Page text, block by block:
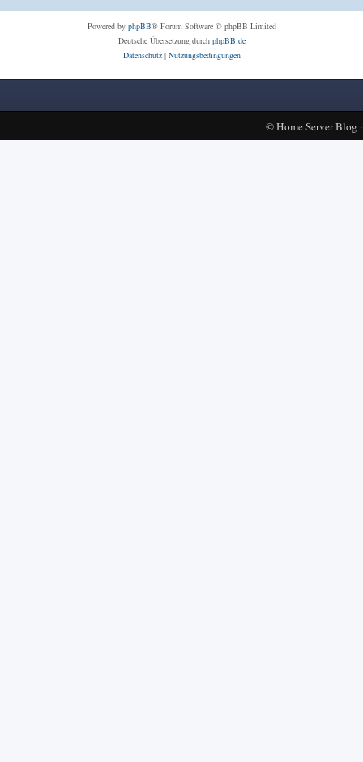
Powered by phpBB® Forum Software © phpBB Limited
Deutsche Übersetzung durch phpBB.de
Datenschutz| Nutzungsbedingungen
©Home Server Blog